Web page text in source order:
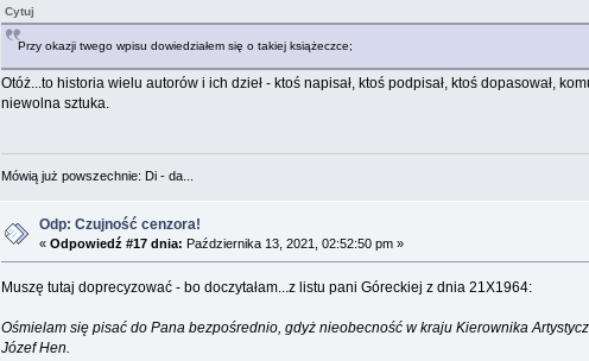
Cytuj
Przy okazji twego wpisu dowiedziałem się o takiej książeczce;
Otóż...to historia wielu autorów i ich dzieł - ktoś napisał, ktoś podpisał, ktoś dopasował,
niewolna sztuka.
Mówią już powszechnie: Di - da...
Odp: Czujność cenzora!
« Odpowiedź #17 dnia: Października 13, 2021, 02:52:50 pm »
Muszę tutaj doprecyzować - bo doczytałam...z listu pani Góreckiej z dnia 21X1964:
Ośmielam się pisać do Pana bezpośrednio, gdyż nieobecność w kraju Kierownika
Józef Hen.